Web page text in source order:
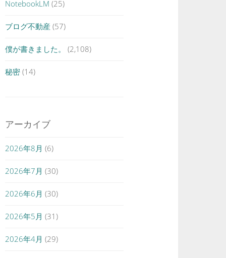
NotebookLM (25)
ブログ不動産 (57)
僕が書きました。 (2,108)
秘密 (14)
アーカイブ
2026年8月 (6)
2026年7月 (30)
2026年6月 (30)
2026年5月 (31)
2026年4月 (29)